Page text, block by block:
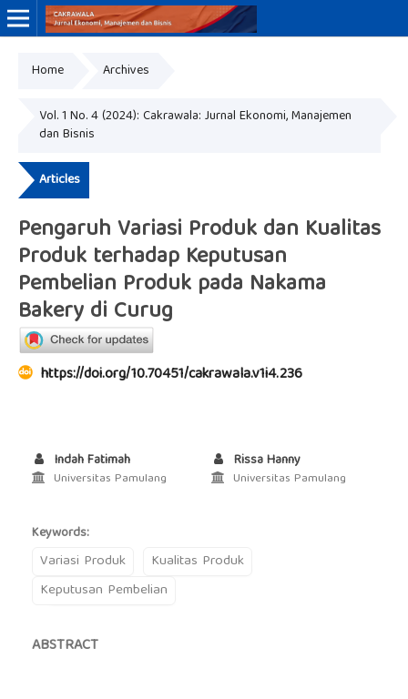
Home Archives
Vol. 1 No. 4 (2024): Cakrawala: Jurnal Ekonomi, Manajemen
dan Bisnis
Articles
Pengaruh Variasi Produk dan Kualitas
Produk terhadap Keputusan
Pembelian Produk pada Nakama
Bakery di Curug
https://doi.org/10.70451/cakrawala.v1i4.236
Indah Fatimah
Universitas Pamulang
Rissa Hanny
Universitas Pamulang
Keywords:
Variasi Produk
Kualitas Produk
Keputusan Pembelian
ABSTRACT